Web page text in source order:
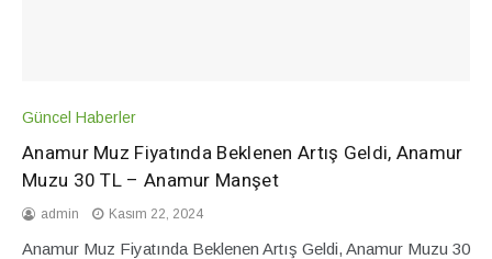
Güncel Haberler
Anamur Muz Fiyatında Beklenen Artış Geldi, Anamur
Muzu 30 TL – Anamur Manşet
admin Kasım 22, 2024
Anamur Muz Fiyatında Beklenen Artış Geldi, Anamur Muzu 30